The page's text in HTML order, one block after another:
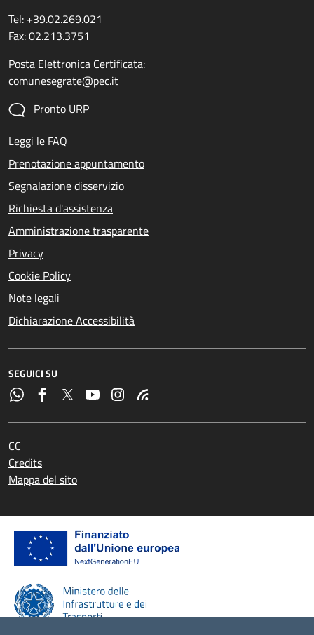
Tel: +39.02.269.021
Fax: 02.213.3751
Posta Elettronica Certificata:
comunesegrate@pec.it
Pronto URP
Leggi le FAQ
Prenotazione appuntamento
Segnalazione disservizio
Richiesta d'assistenza
Amministrazione trasparente
Privacy
Cookie Policy
Note legali
Dichiarazione Accessibilità
SEGUICI SU
CC
Credits
Mappa del sito